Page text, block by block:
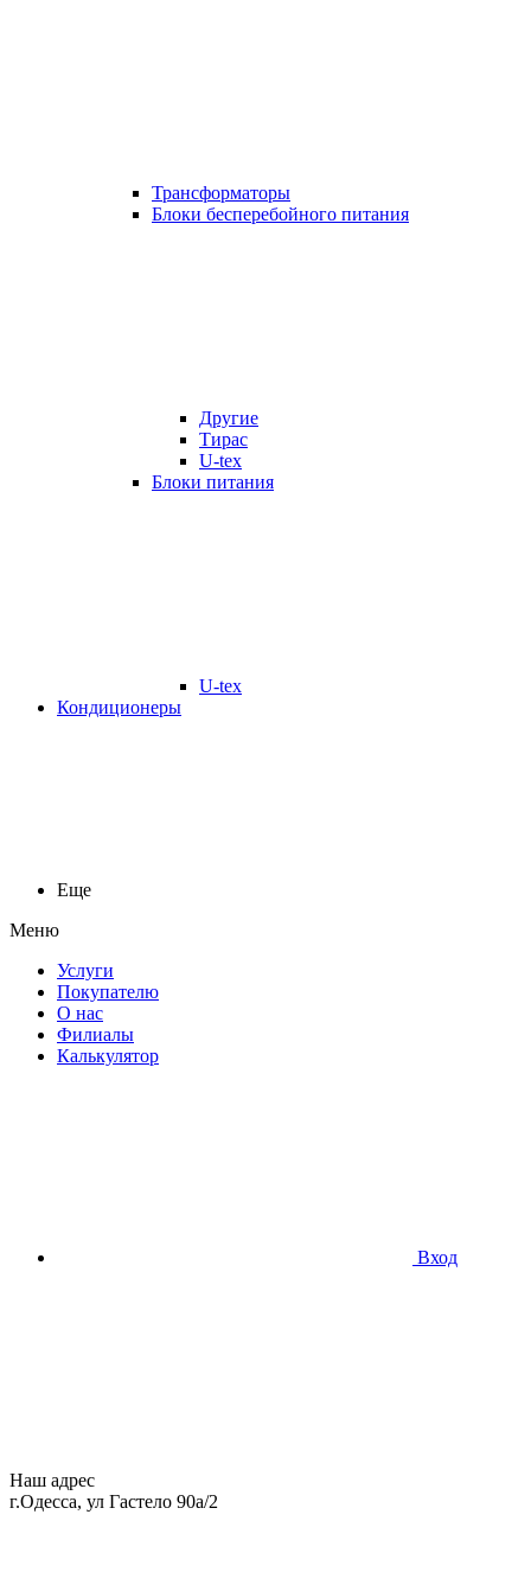
Трансформаторы
Блоки бесперебойного питания
Другие
Тирас
U-tex
Блоки питания
U-tex
Кондиционеры
Еще
Меню
Услуги
Покупателю
О нас
Филиалы
Калькулятор
Вход
Наш адрес
г.Одесса, ул Гастело 90а/2